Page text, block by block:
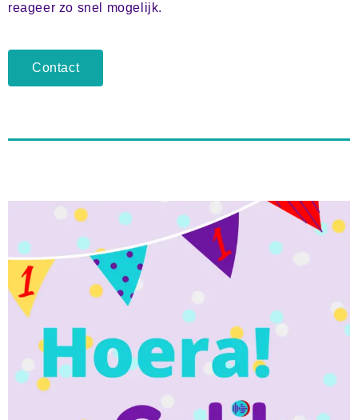
reageer zo snel mogelijk.
Contact